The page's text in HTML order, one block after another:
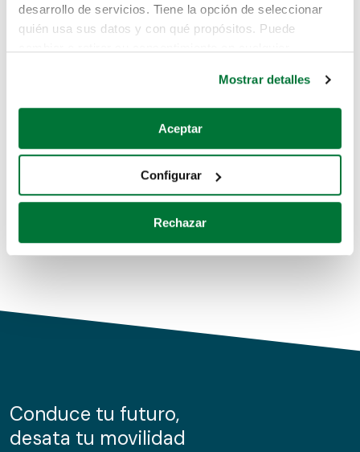
desarrollo de servicios. Tiene la opción de seleccionar
quién usa sus datos y con qué propósitos. Puede
Si lo permite, también quisiéramos:
Recopilar información sobre su ubicación geográfica
Identificar su dispositivo analizándolo activamente
para buscar características específicas (huellas
Obtenga más información sobre cómo se procesan sus
de cookies.
información sobre el uso que haga del sitio web con
nuestros partners de redes sociales, publicidad y análisis
Mostrar detalles
Aceptar
Configurar
Rechazar
Pero puedes encontrar el coche que estás
buscando en alguno de estos enlaces:
Coches de segunda mano
Coches de km0
Conduce tu futuro,
desata tu movilidad